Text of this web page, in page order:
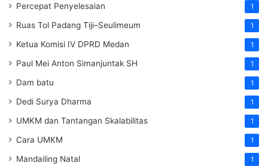
Percepat Penyelesaian 1
Ruas Tol Padang Tiji–Seulimeum 1
Ketua Komisi IV DPRD Medan 1
Paul Mei Anton Simanjuntak SH 1
Dam batu 1
Dedi Surya Dharma 1
UMKM dan Tantangan Skalabilitas 1
Cara UMKM 1
Mandailing Natal 1